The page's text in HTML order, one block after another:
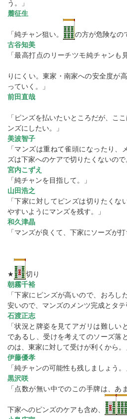
う。」
麓征生
「純チャン狙い。 の方が危険なの
古谷知美
「最高打点のリーチツモ純チャンも
りにくい。東家・南家への安全度が
っていく。」
前田直哉
「ピンズを払いたいところだが、こ
ンズにしたい。」
美波智子
「マンズは重ねて雀頭になったり、
ズは下家へのケアで切りたくないので
宮内こずえ
「純チャンを目指して。」
山田浩之
「下家に対してピンズは切りたくな
やすいようにマンズを残す。」
和久津晶
「マンズが良くて、下家にソーズが打
★
切り
朝霧千裕
「下家にピンズが高いので、おろし
安いので、マンズのメンツ完成とタテ
石渡正志
「状況と牌姿を見てアガリは難しい
であるし、受けを考えてのソーズ落
のは、東家に対して受けが利くから。
伊藤優孝
「純チャンの可能性も残しましょう。
黒沢咲
「点数が無い中でのこの手牌は、あ
下家へのピンズのケアも含め、